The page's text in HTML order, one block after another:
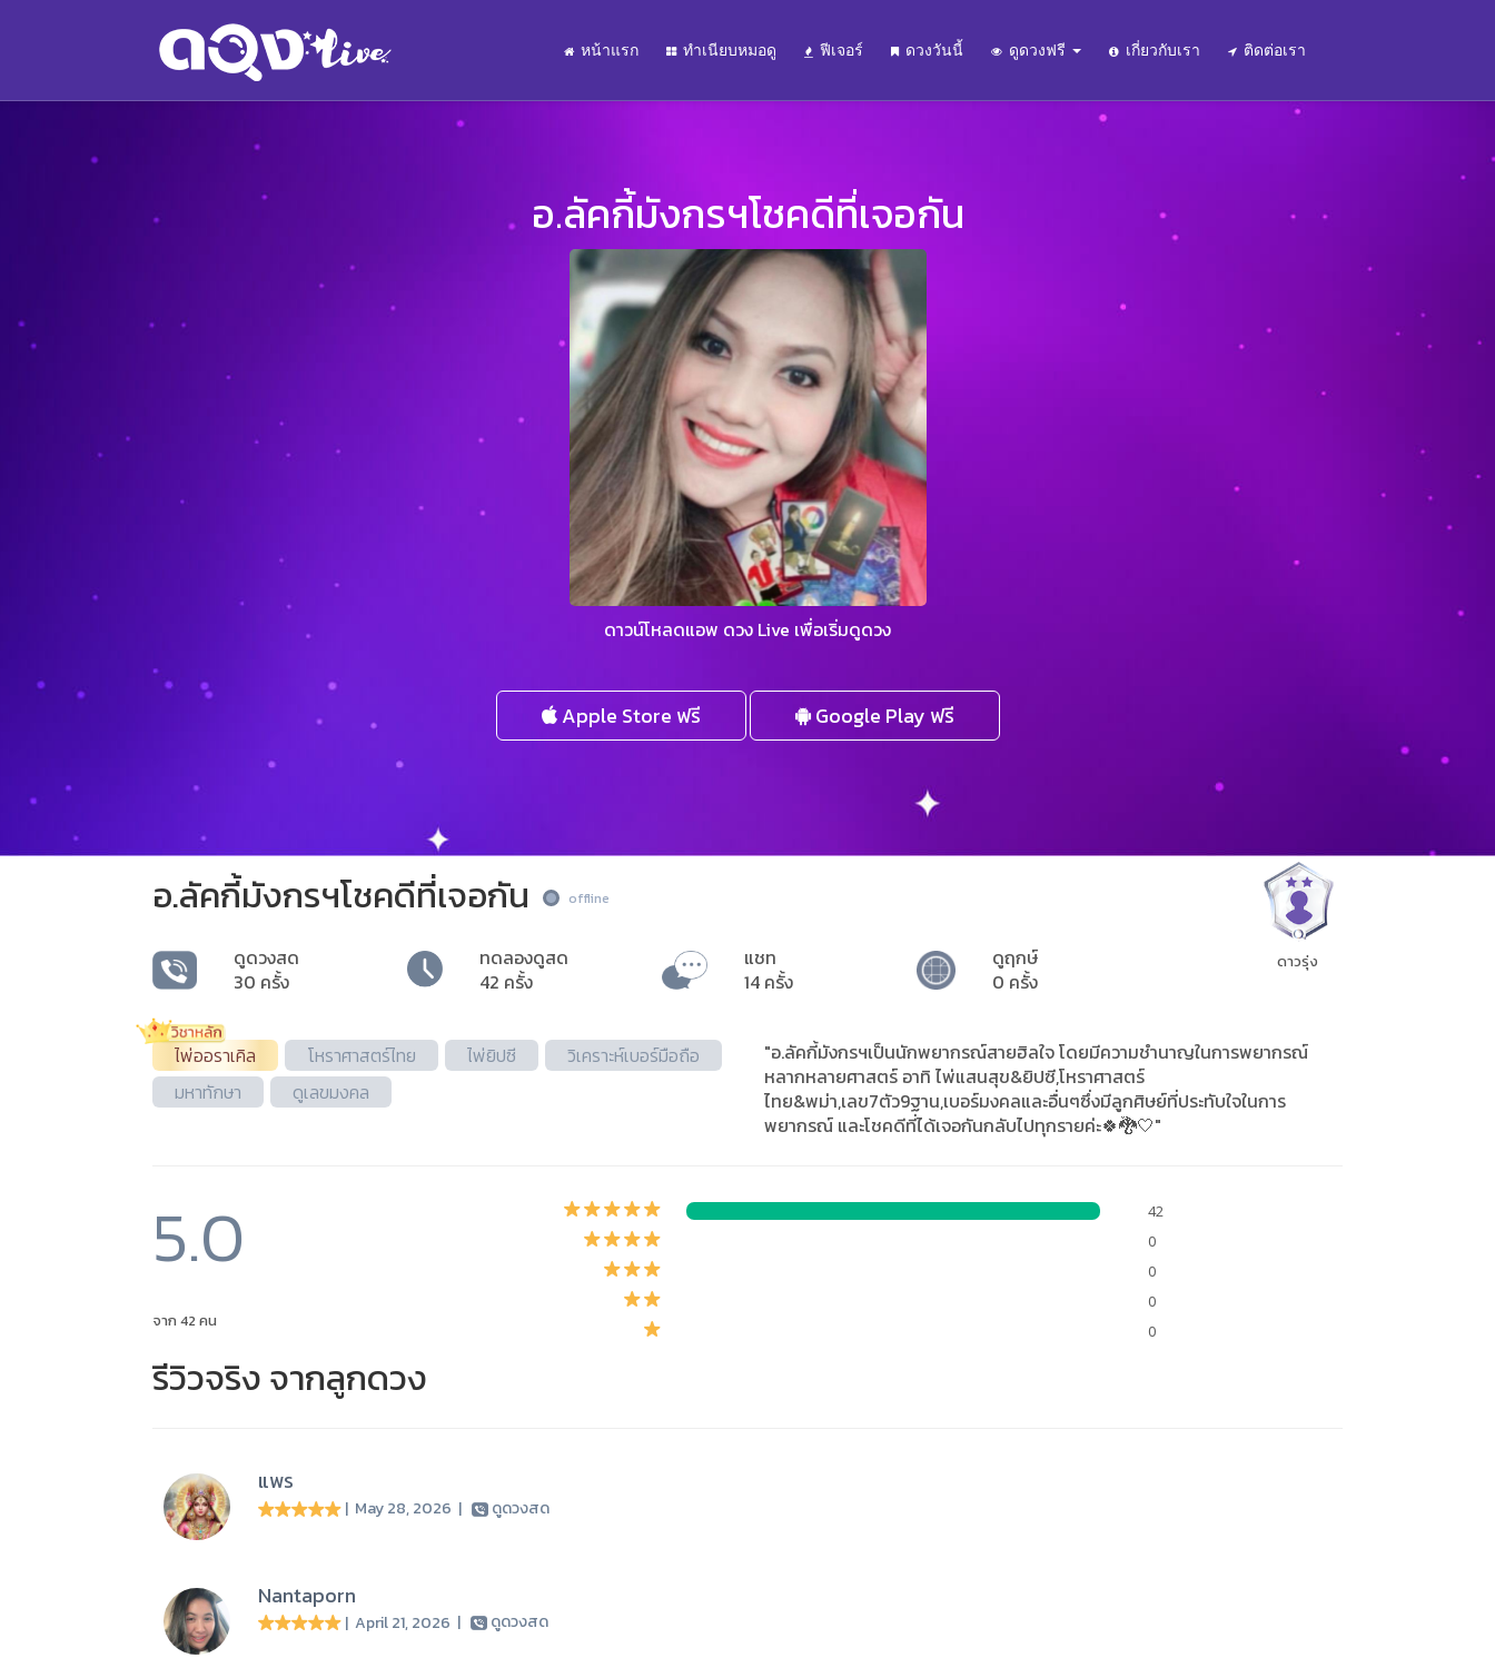
หน้าแรก ทำเนียบหมอดู ฟีเจอร์ ดวงวันนี้ ดูดวงฟรี เกี่ยวกับเรา ติดต่อเรา
อ.ลัคกี้มังกรฯโชคดีที่เจอกัน
ดาวน์โหลดแอพ ดวง Live เพื่อเริ่มดูดวง
Apple Store ฟรี Google Play ฟรี
อ.ลัคกี้มังกรฯโชคดีที่เจอกัน offline
ดูดวงสด
30 ครั้ง
ทดลองดูสด
42 ครั้ง
แชท
14 ครั้ง
ดูฤกษ์
0 ครั้ง
ดาวรุ่ง
ไพ่ออราเคิล โหราศาสตร์ไทย ไพ่ยิปซี
วิเคราะห์เบอร์มือถือ
มหาทักษา
ดูเลขมงคล
"อ.ลัคกี้มังกรฯเป็นนักพยากรณ์สายฮิลใจ โดยมีความชำนาญในการพยากรณ์
หลากหลายศาสตร์ อาทิ ไพ่แสนสุข&ยิปซี,โหราศาสตร์
ไทย&พม่า,เลข7ตัว9ฐาน,เบอร์มงคลและอื่นๆซึ่งมีลูกศิษย์ที่ประทับใจในการ
พยากรณ์ และโชคดีที่ได้เจอกันกลับไปทุกรายค่ะ🍀🐉🤍"
5.0
จาก 42 คน
42
0
0
0
0
รีวิวจริง จากลูกดวง
แพร
| May 28, 2026 | ดูดวงสด
Nantaporn
| April 21, 2026 | ดูดวงสด